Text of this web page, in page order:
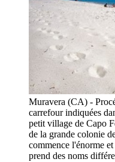
Muravera (CA) -
carrefour indiquées
petit village de Capo
de la grande colonie
commence l'énorme
prend des noms